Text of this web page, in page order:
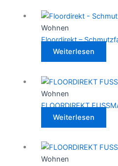
Wohnen
Floordirekt –
Weiterlesen
Wohnen
FLOORDIREKT
Weiterlesen
Wohnen